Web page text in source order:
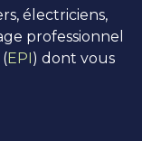
électriciens,
professionnel
EPI) dont vous